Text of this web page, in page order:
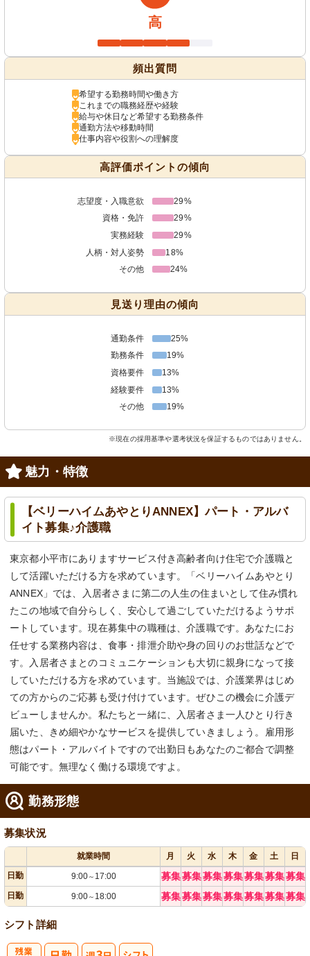
高
頻出質問
希望する勤務時間や働き方
これまでの職務経歴や経験
給与や休日など希望する勤務条件
通勤方法や移動時間
仕事内容や役割への理解度
高評価ポイントの傾向
志望度・入職意欲
29%
資格・免許
29%
実務経験
29%
人柄・対人姿勢
18%
その他
24%
見送り理由の傾向
通勤条件
25%
勤務条件
19%
資格要件
13%
経験要件
13%
その他
19%
※現在の採用基準や選考状況を保証するものではありません。
魅力・特徴
【ベリーハイムあやとりANNEX】パート・アルバ
イト募集♪介護職
東京都小平市にありますサービス付き高齢者向け住宅で介護職と
して活躍いただける方を求めています。「ベリーハイムあやとり
ANNEX」では、入居者さまに第二の人生の住まいとして住み慣れ
たこの地域で自分らしく、安心して過ごしていただけるようサポ
ートしています。現在募集中の職種は、介護職です。あなたにお
任せする業務内容は、食事・排泄介助や身の回りのお世話などで
す。入居者さまとのコミュニケーションも大切に親身になって接
していただける方を求めています。当施設では、介護業界はじめ
ての方からのご応募も受け付けています。ぜひこの機会に介護デ
ビューしませんか。私たちと一緒に、入居者さま一人ひとり行き
届いた、きめ細やかなサービスを提供していきましょう。雇用形
態はパート・アルバイトですので出勤日もあなたのご都合で調整
可能です。無理なく働ける環境ですよ。
勤務形態
募集状況
就業時間 月 火 水 木 金 土
日
日勤
9:00～ 17:00 募集募集募集募集募集募集募集
日勤 9:00～ 18:00 募集募集募集募集募集募集募集
シフト詳細